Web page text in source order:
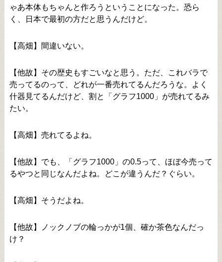
ゃあ本体もちゃんと作ろうということになった。恐ら
く、日本で最初の方だと思うんだけど。
【高畑】間違いない。
【他故】その歴史もすごいなと思う。ただ、これバラで
売ってるのって、どれが一番売れてるんだろうな。よく
什器見てるんだけど、割と「グラフ1000」が売れてるみ
たい。
【高畑】売れてるよね。
【他故】でも、「グラフ1000」の0.5って、ほぼ今売って
るやつと同じなんだよね。どこが違うんだ？ぐらい。
【高畑】そうだよね。
【他故】ノックノブの輪っかが1個、確か茶色なんだっ
け？